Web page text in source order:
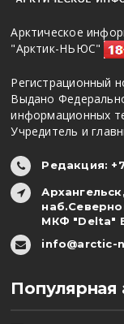
Арктическое
"Арктик-НЬЮС"
Регистрационный
Выдано
информационных
Учредитель и
Редакция:
МКФ "Delta"
info@arctic-
Популярная